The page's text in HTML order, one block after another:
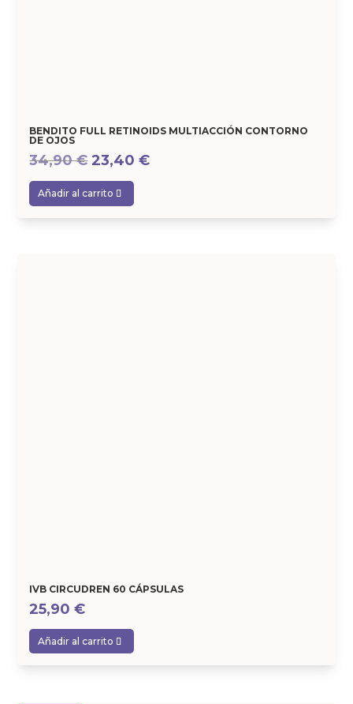
BENDITO FULL RETINOIDS MULTIACCIÓN CONTORNO
DE OJOS
34,90€ El
precio
original
era:
23,40€El
es:
Añadir al carrito
IVB CIRCUDREN 60 CÁPSULAS
25,90€
Añadir al carrito